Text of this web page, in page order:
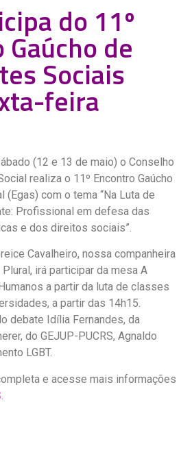
do 11º
de
Sociais
feira
(12 e 13 de maio) o Conselho
realiza o 11º Encontro Gaúcho
com o tema “Na Luta de
Profissional em defesa das
e dos direitos sociais”.
Cavalheiro, nossa companheira
irá participar da mesa A
a partir da luta de classes
a partir das 14h15.
debate Idília Fernandes, da
do GEJUP-PUCRS, Agnaldo
LGBT.
e acesse mais informações